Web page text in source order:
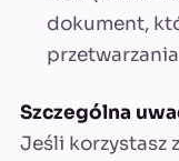
dokument,
Szczególna
Jeśli korzystasz